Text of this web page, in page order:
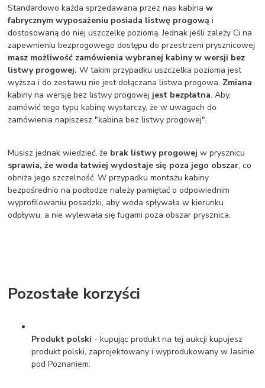
Standardowo każda sprzedawana przez nas kabinaw
fabrycznym wyposażeniu posiada listwę progową i
dostosowaną do niej uszczelkę poziomą. Jednak jeśli zależy Ci na
zapewnieniu bezprogowego dostępu do przestrzeni prysznicowej
masz możliwość zamówienia wybranej kabiny w wersji bez
listwy progowej. W takim przypadku uszczelka pozioma jest
wyższa i do zestawu nie jest dołączana listwa progowa. Zmiana
kabiny na wersję bez listwy progowej jest bezpłatna. Aby,
zamówić tego typu kabinę wystarczy, że w uwagach do
zamówienia napiszesz "kabina bez listwy progowej".
Musisz jednak wiedzieć, że brak listwy progowej w prysznicu
sprawia, że woda łatwiej wydostaje się poza jego obszar, co
obniża jego szczelność. W przypadku montażu kabiny
bezpośrednio na podłodze należy pamiętać o odpowiednim
wyprofilowaniu posadzki, aby woda spływała w kierunku
odpływu, a nie wylewała się fugami poza obszar prysznica.
Pozostałe korzyści
Produkt polski - kupując produkt na tej aukcji kupujesz
produkt polski, zaprojektowany i wyprodukowany w Jasinie
pod Poznaniem.